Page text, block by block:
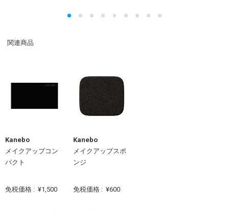
関連商品
Kanebo
メイクアップコン
パクト
免税価格 : ¥1,500
Kanebo
メイクアップスポ
ンジ
免税価格 : ¥600